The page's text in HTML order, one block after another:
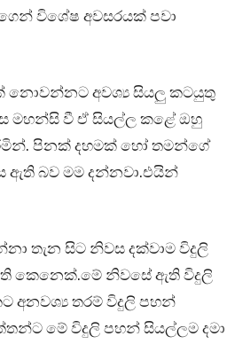
විශේෂ අවසරයක් පවා
නොවන්නට අවශ්‍ය සියලු කටයුතු
මහන්සි වී ඒ සියල්ල කළේ ඔහු
පිනක් දහමක් හෝ තමන්ගේ
ඇති බව මම දන්නවා.එයින්
තැන සිට නිවස දක්වාම විදුලි
කෙනෙක්.මේ නිවසේ ඇති විදුලි
අනවශ්‍ය තරම් විදුලි පහන්
මේ විදුලි පහන් සියල්ලම දමා